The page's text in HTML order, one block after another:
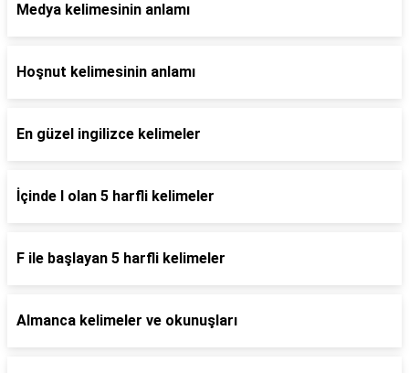
Medya kelimesinin anlamı
Hoşnut kelimesinin anlamı
En güzel ingilizce kelimeler
İçinde l olan 5 harfli kelimeler
F ile başlayan 5 harfli kelimeler
Almanca kelimeler ve okunuşları